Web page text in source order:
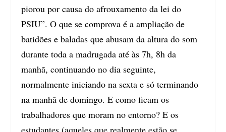
piorou por causa do afrouxamento da lei do
PSIU”. O que se comprova é a ampliação de
batidões e baladas que abusam da altura do som
durante toda a madrugada até às 7h, 8h da
manhã, continuando no dia seguinte,
normalmente iniciando na sexta e só terminando
na manhã de domingo. E como ficam os
trabalhadores que moram no entorno? E os
estudantes (aqueles que realmente estão se